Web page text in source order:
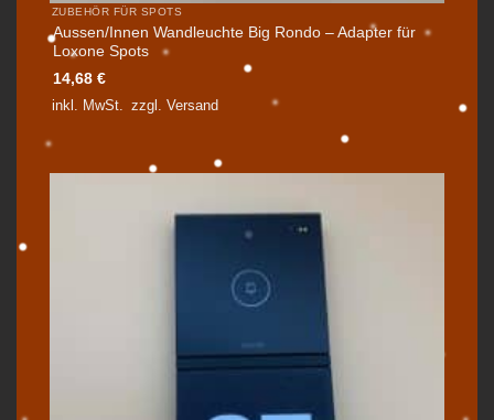
ZUBEHÖR FÜR SPOTS
Aussen/Innen Wandleuchte Big Rondo – Adapter für
Loxone Spots
14,68 €
inkl. MwSt. zzgl. Versand